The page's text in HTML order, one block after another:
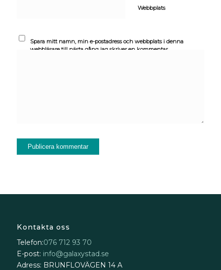
Webbplats
Spara mitt namn, min e-postadress och webbplats i denna
webbläsare till nästa gång jag skriver en kommentar.
Kontakta oss
Telefon:076 712 93 70
E-post: info@galaxystad.se
Adress: BRUNFLOVÄGEN 14 A